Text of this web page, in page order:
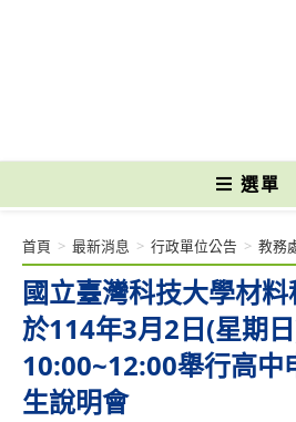
選單
國立臺灣科技大學材
於114年3月2日(星期
10:00~12:00舉行高中
生說明會
首頁 > 最新消息 > 行政單位公告 > 教務